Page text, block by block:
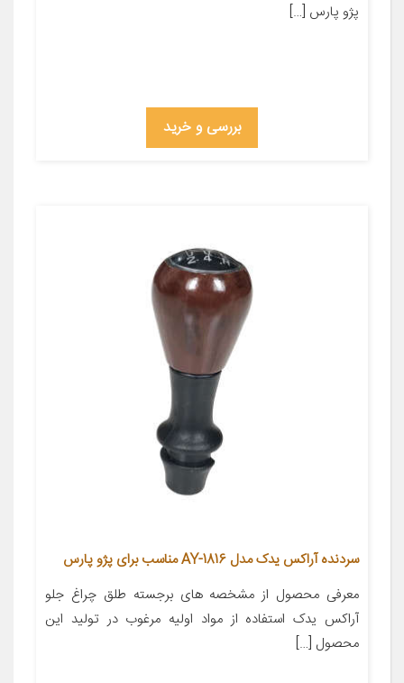
پژو پارس […]
بررسی و خرید
سردنده آراکس یدک مدل AY-1816 مناسب برای پژو پارس
معرفی محصول از مشخصه های برجسته طلق چراغ جلو
آراکس یدک استفاده از مواد اولیه مرغوب در تولید این
محصول […]